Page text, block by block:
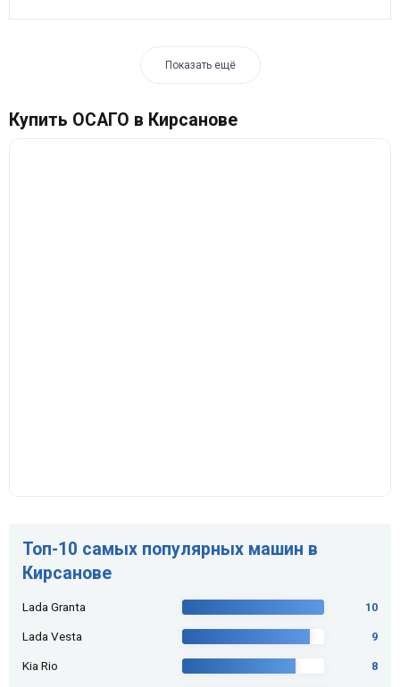
Показать ещё
Купить ОСАГО в Кирсанове
Топ-10 самых популярных машин в
Кирсанове
Lada Granta 10
Lada Vesta 9
Kia Rio 8